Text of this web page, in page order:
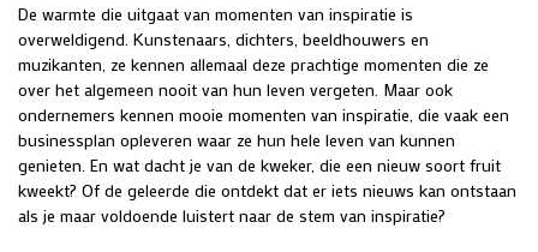
De warmte die uitgaat van momenten van inspiratie is
overweldigend. Kunstenaars, dichters, beeldhouwers en
muzikanten, ze kennen allemaal deze prachtige momenten die ze
over het algemeen nooit van hun leven vergeten. Maar ook
ondernemers kennen mooie momenten van inspiratie, die vaak een
businessplan opleveren waar ze hun hele leven van kunnen
genieten. En wat dacht je van de kweker, die een nieuw soort fruit
kweekt? Of de geleerde die ontdekt dat er iets nieuws kan ontstaan
als je maar voldoende luistert naar de stem van inspiratie?